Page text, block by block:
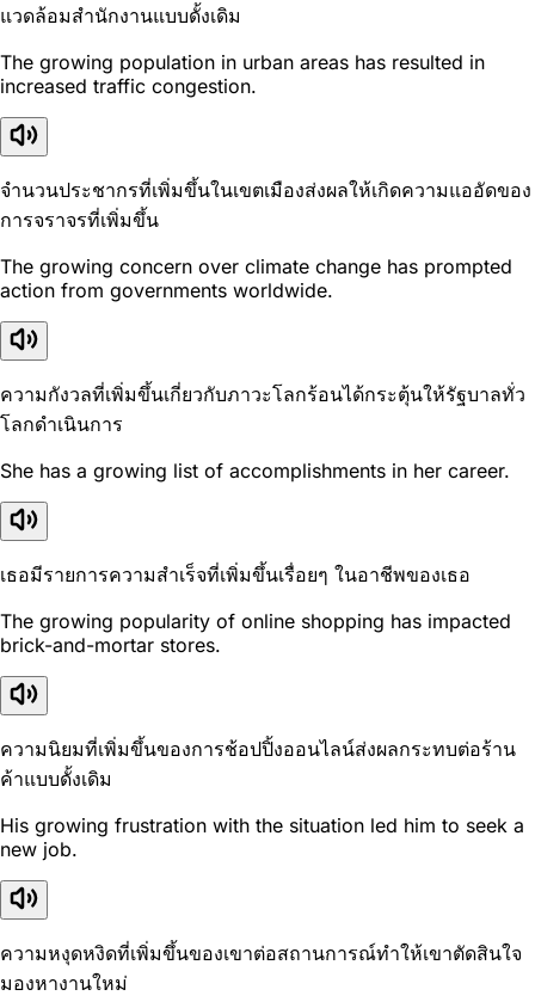
แวดล้อมสำนักงานแบบดั้งเดิม
The growing population in urban areas has resulted in
increased traffic congestion.
จำนวนประชากรที่เพิ่มขึ้นในเขตเมืองส่งผลให้เกิดความแออัดของ
การจราจรที่เพิ่มขึ้น
The growing concern over climate change has prompted
action from governments worldwide.
ความกังวลที่เพิ่มขึ้นเกี่ยวกับภาวะโลกร้อนได้กระตุ้นให้รัฐบาลทั่ว
โลกดำเนินการ
She has a growing list of accomplishments in her career.
เธอมีรายการความสำเร็จที่เพิ่มขึ้นเรื่อยๆ ในอาชีพของเธอ
The growing popularity of online shopping has impacted
brick-and-mortar stores.
ความนิยมที่เพิ่มขึ้นของการช้อปปิ้งออนไลน์ส่งผลกระทบต่อร้าน
ค้าแบบดั้งเดิม
His growing frustration with the situation led him to seek a
new job.
ความหงุดหงิดที่เพิ่มขึ้นของเขาต่อสถานการณ์ทำให้เขาตัดสินใจ
มองหางานใหม่